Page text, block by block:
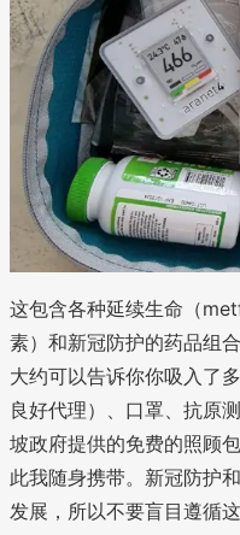
这包含各种延续生命（
素）和新冠防护的药品组
大约可以告诉你你吸入了
良好代理）、口罩、抗原
坡政府提供的免费的照顾
此我随身携带。新冠防护
发展，所以不要盲目遵循